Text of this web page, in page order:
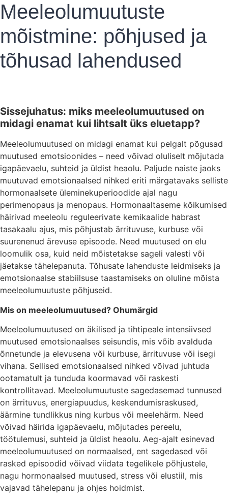
Meeleolumuutuste
mõistmine: põhjused ja
tõhusad lahendused
Sissejuhatus: miks meeleolumuutused on
midagi enamat kui lihtsalt üks eluetapp?
Meeleolumuutused on midagi enamat kui pelgalt põgusad
muutused emotsioonides – need võivad oluliselt mõjutada
igapäevaelu, suhteid ja üldist heaolu. Paljude naiste jaoks
muutuvad emotsionaalsed nihked eriti märgatavaks selliste
hormonaalsete üleminekuperioodide ajal nagu
perimenopaus ja menopaus. Hormonaaltaseme kõikumised
häirivad meeleolu reguleerivate kemikaalide habrast
tasakaalu ajus, mis põhjustab ärrituvuse, kurbuse või
suurenenud ärevuse episoode. Need muutused on elu
loomulik osa, kuid neid mõistetakse sageli valesti või
jäetakse tähelepanuta. Tõhusate lahenduste leidmiseks ja
emotsionaalse stabiilsuse taastamiseks on oluline mõista
meeleolumuutuste põhjuseid.
Mis on meeleolumuutused? Ohumärgid
Meeleolumuutused on äkilised ja tihtipeale intensiivsed
muutused emotsionaalses seisundis, mis võib avalduda
õnnetunde ja elevusena või kurbuse, ärrituvuse või isegi
vihana. Sellised emotsionaalsed nihked võivad juhtuda
ootamatult ja tunduda koormavad või raskesti
kontrollitavad. Meeleolumuutuste sagedasemad tunnused
on ärrituvus, energiapuudus, keskendumisraskused,
äärmine tundlikkus ning kurbus või meelehärm. Need
võivad häirida igapäevaelu, mõjutades pereelu,
töötulemusi, suhteid ja üldist heaolu. Aeg-ajalt esinevad
meeleolumuutused on normaalsed, ent sagedased või
rasked episoodid võivad viidata tegelikele põhjustele,
nagu hormonaalsed muutused, stress või elustiil, mis
vajavad tähelepanu ja ohjes hoidmist.